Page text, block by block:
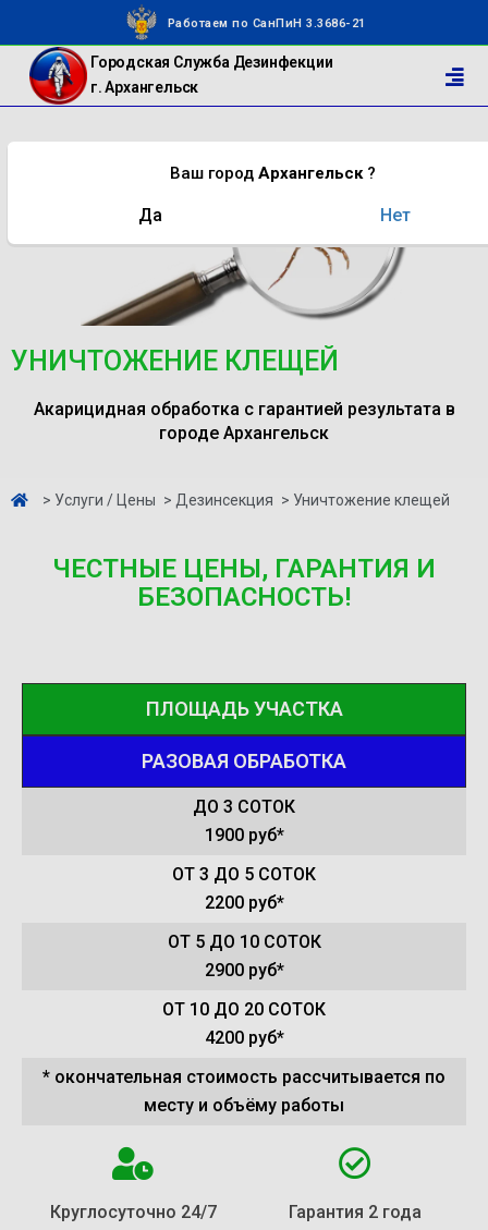
Работаем по СанПиН 3.3686-21
Городская Служба Дезинфекции
г. Архангельск
УНИЧТОЖЕНИЕ КЛЕЩЕЙ
Акарицидная обработка с гарантией результата в
городе Архангельск
> Услуги / Цены > Дезинсекция > Уничтожение клещей
ЧЕСТНЫЕ ЦЕНЫ, ГАРАНТИЯ И
БЕЗОПАСНОСТЬ!
ПЛОЩАДЬ УЧАСТКА
РАЗОВАЯ ОБРАБОТКА
ДО 3 СОТОК
1900 руб*
ОТ 3 ДО 5 СОТОК
2200 руб*
ОТ 5 ДО 10 СОТОК
2900 руб*
ОТ 10 ДО 20 СОТОК
4200 руб*
* окончательная стоимость рассчитывается по
месту и объёму работы
Круглосуточно 24/7 Гарантия 2 года
Ваш городАрхангельск?
Да Нет